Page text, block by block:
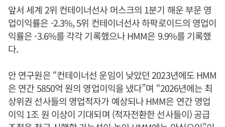
앞서 세계 2위 컨테이너선사 머스크의 1분기 해운 부문 영
업이익률은 -2.3%, 5위 컨테이너선사 하팍로이드의 영업이
익률은 -3.6%를 각각 기록했으나 HMM은 9.9%를 기록했
다.
안 연구원은 “컨테이너선 운임이 낮았던 2023년에도 HMM
은 연간 5850억 원의 영업이익을 냈다”며 “2026년에는 최
상위권 선사들의 영업적자가 예상되나 HMM은 연간 영업
이익 1조 원 이상이 기대되며 (적자전환한 선사들이) 공급